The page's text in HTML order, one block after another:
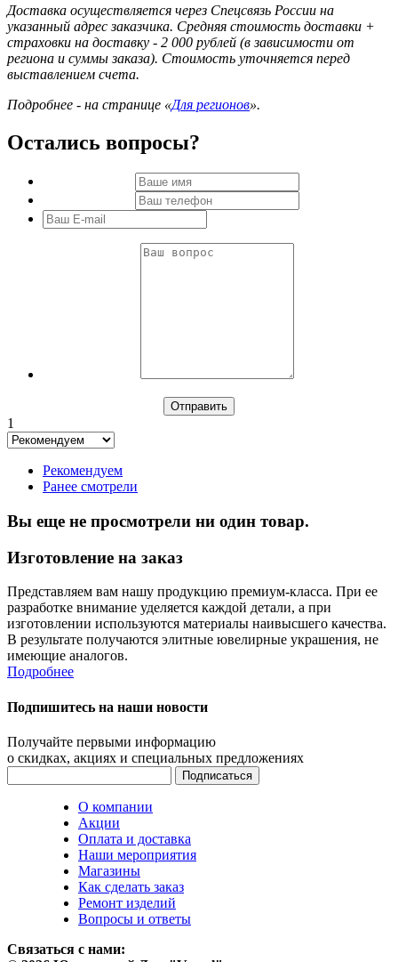
Доставка осуществляется через Спецсвязь России на
указанный адрес заказчика. Средняя стоимость доставки +
страховки на доставку - 2 000 рублей (в зависимости от
региона и суммы заказа). Стоимость уточняется перед
выставлением счета.
Подробнее - на странице «Для регионов».
Остались вопросы?
1
Рекомендуем
Ранее смотрели
Вы еще не просмотрели ни один товар.
Изготовление на заказ
Представляем вам нашу продукцию премиум-класса. При ее
разработке внимание уделяется каждой детали, а при
изготовлении используются материалы наивысшего качества.
В результате получаются элитные ювелирные украшения, не
имеющие аналогов.
Подробнее
Подпишитесь на наши новости
Получайте первыми информацию
о скидках, акциях и специальных предложениях
О компании
Акции
Оплата и доставка
Наши мероприятия
Магазины
Как сделать заказ
Ремонт изделий
Вопросы и ответы
Связаться с нами: